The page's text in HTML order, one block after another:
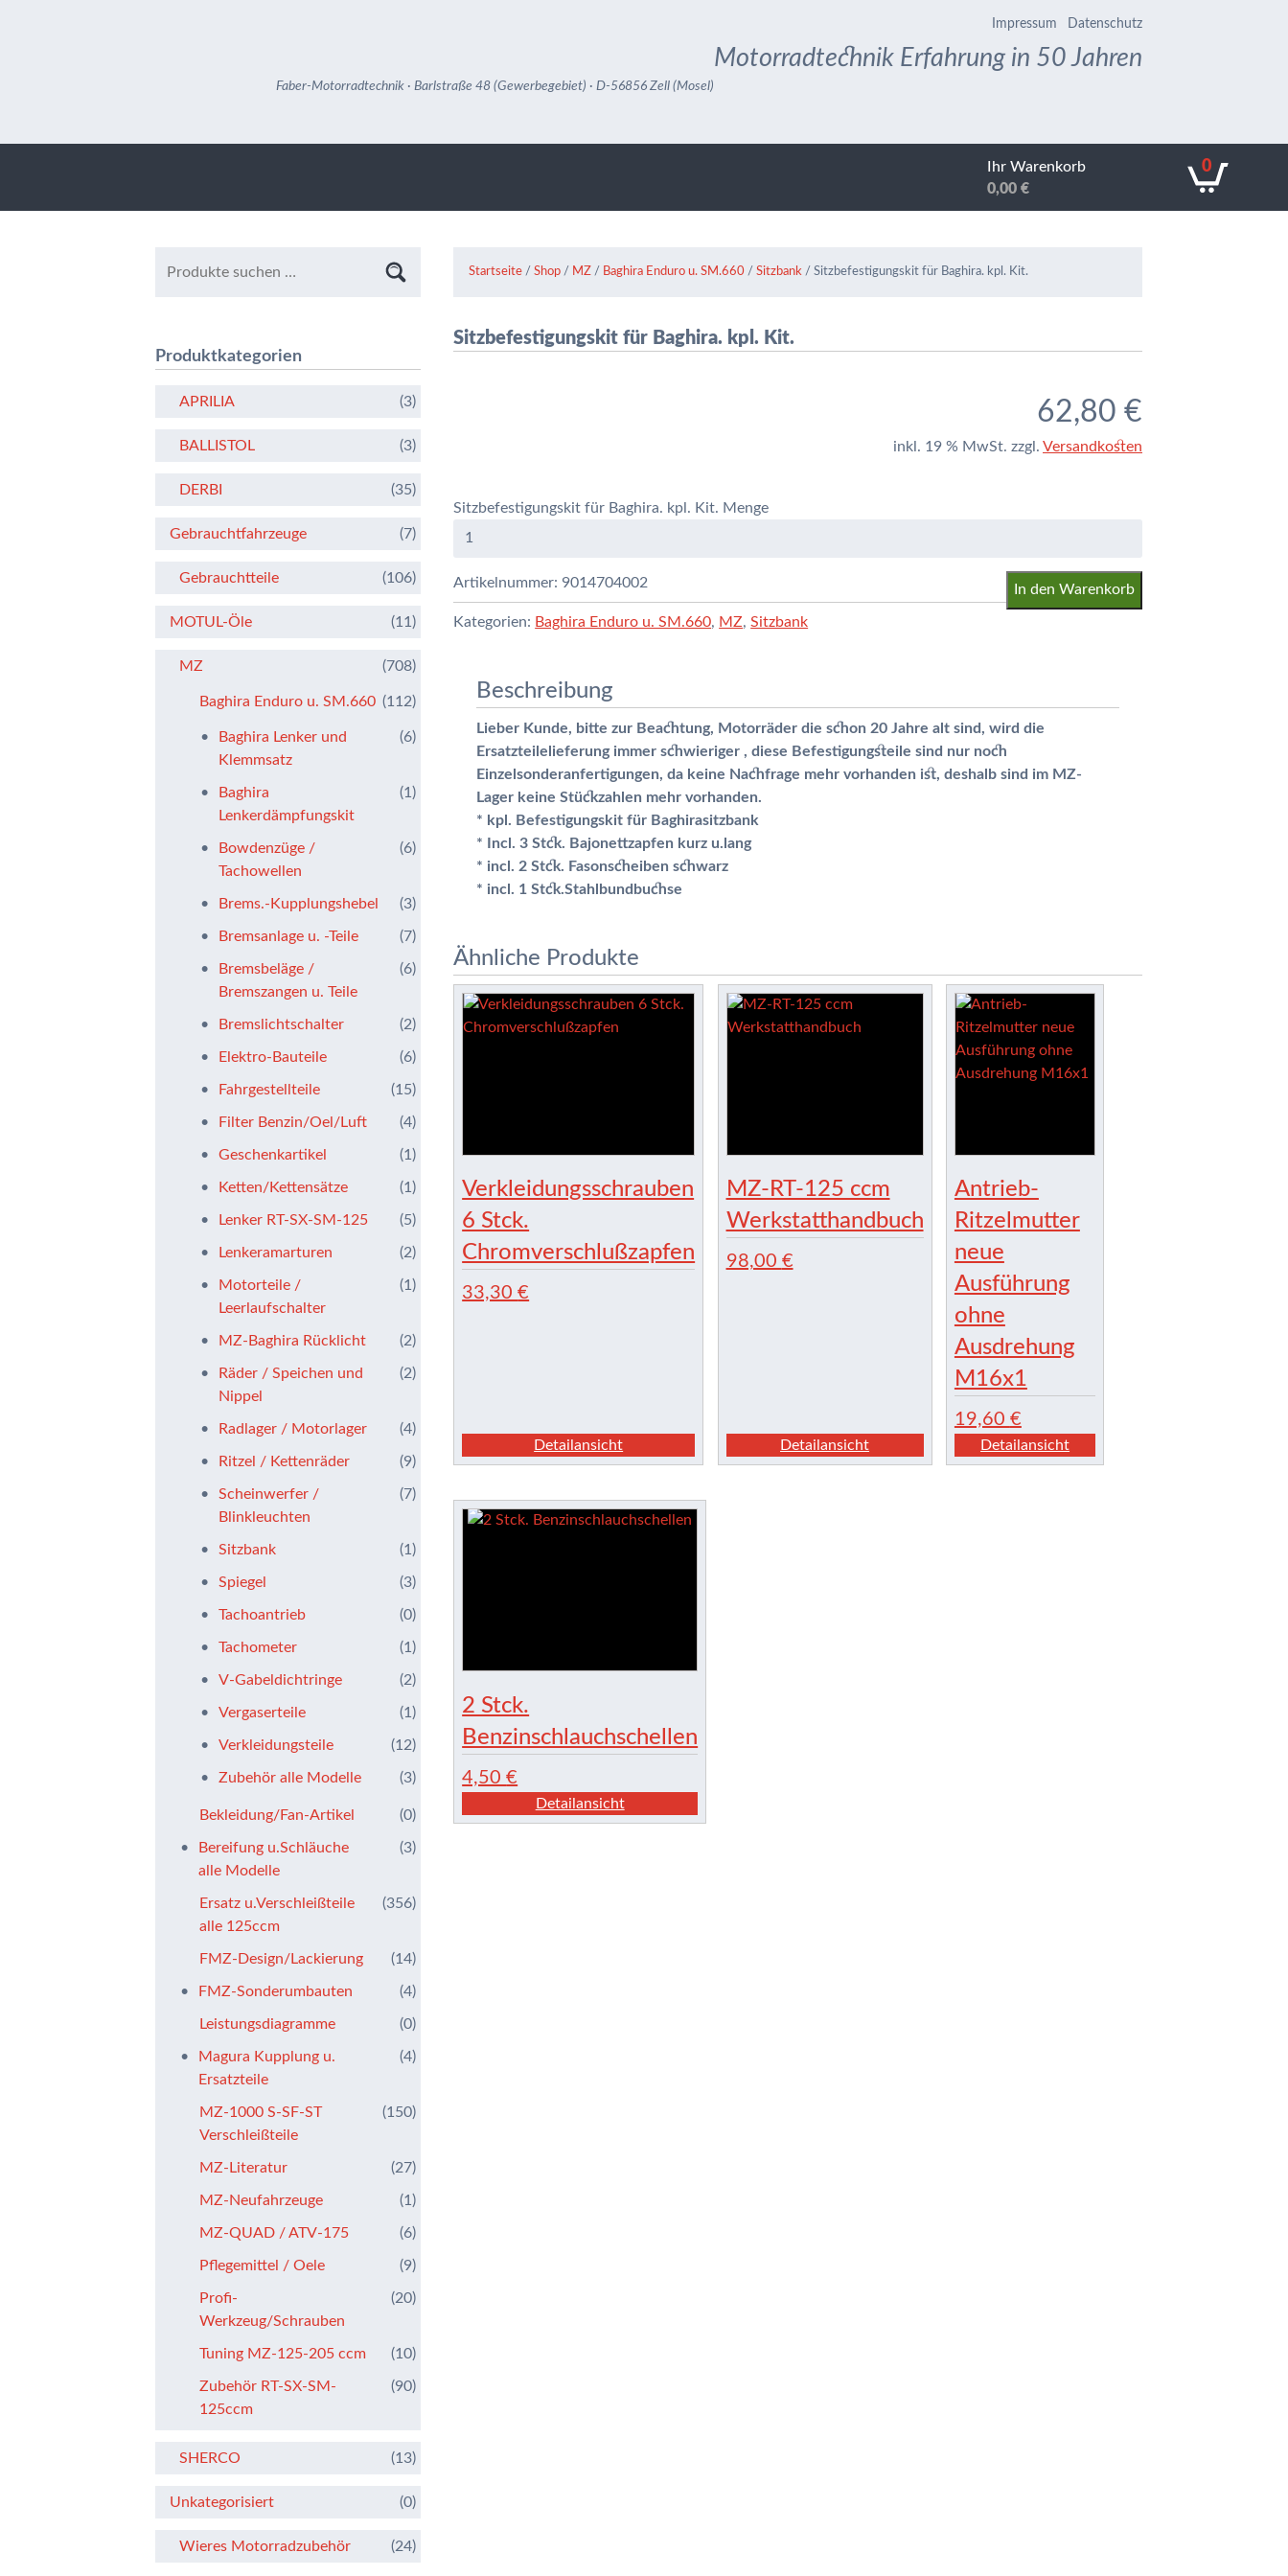
Impressum Datenschutz
Motorradtechnik Erfahrung in 50 Jahren
Faber-Motorradtechnik · Barlstraße 48 (Gewerbegebiet) · D-56856 Zell (Mosel)
Ihr Warenkorb
0,00€
0
Startseite /Shop / MZ / Baghira Enduro u. SM.660 /Sitzbank / Sitzbefestigungskit für Baghira. kpl. Kit.
Sitzbefestigungskit für Baghira. kpl. Kit.
62,80 €
inkl. 19 % MwSt. zzgl. Versandkosten
Sitzbefestigungskit für Baghira. kpl. Kit. Menge
In den Warenkorb
Artikelnummer: 9014704002
Kategorien: Baghira Enduro u. SM.660, MZ,Sitzbank
Beschreibung
Lieber Kunde, bitte zur Beachtung, Motorräder die schon 20 Jahre alt sind, wird die
Ersatzteilelieferung immer schwieriger , diese Befestigungsteile sind nur noch
Einzelsonderanfertigungen, da keine Nachfrage mehr vorhanden ist, deshalb sind im MZ-
Lager keine Stückzahlen mehr vorhanden.
* kpl. Befestigungskit für Baghirasitzbank
* Incl. 3 Stck. Bajonettzapfen kurz u.lang
* incl. 2 Stck. Fasonscheiben schwarz
* incl. 1 Stck.Stahlbundbuchse
Ähnliche Produkte
Verkleidungsschrauben
6 Stck.
Chromverschlußzapfen
33,30€
Detailansicht
MZ-RT-125 ccm
Werkstatthandbuch
98,00 €
Detailansicht
Antrieb-
Ritzelmutter
neue
Ausführung
ohne
Ausdrehung
M16x1
19,60 €
Detailansicht
2 Stck.
Benzinschlauchschellen
4,50€
Detailansicht
Produktkategorien
APRILIA (3)
BALLISTOL (3)
DERBI (35)
Gebrauchtfahrzeuge (7)
Gebrauchtteile (106)
MOTUL-Öle (11)
MZ (708)
Baghira Enduro u. SM.660 (112)
Baghira Lenker und
Klemmsatz
(6)
Baghira
Lenkerdämpfungskit
(1)
Bowdenzüge /
Tachowellen
(6)
Brems.-Kupplungshebel (3)
Bremsanlage u. -Teile (7)
Bremsbeläge /
Bremszangen u. Teile
(6)
Bremslichtschalter (2)
Elektro-Bauteile (6)
Fahrgestellteile (15)
Filter Benzin/Oel/Luft (4)
Geschenkartikel (1)
Ketten/Kettensätze (1)
Lenker RT-SX-SM-125 (5)
Lenkeramarturen (2)
Motorteile /
Leerlaufschalter
(1)
MZ-Baghira Rücklicht (2)
Räder / Speichen und
Nippel
(2)
Radlager / Motorlager (4)
Ritzel / Kettenräder (9)
Scheinwerfer /
Blinkleuchten
(7)
Sitzbank (1)
Spiegel (3)
Tachoantrieb (0)
Tachometer (1)
V-Gabeldichtringe (2)
Vergaserteile (1)
Verkleidungsteile (12)
Zubehör alle Modelle (3)
Bekleidung/Fan-Artikel (0)
Bereifung u.Schläuche
alle Modelle
(3)
Ersatz u.Verschleißteile
alle 125ccm
(356)
FMZ-Design/Lackierung (14)
FMZ-Sonderumbauten (4)
Leistungsdiagramme (0)
Magura Kupplung u.
Ersatzteile
(4)
MZ-1000 S-SF-ST
Verschleißteile
(150)
MZ-Literatur (27)
MZ-Neufahrzeuge (1)
MZ-QUAD / ATV-175 (6)
Pflegemittel / Oele (9)
Profi-
Werkzeug/Schrauben
(20)
Tuning MZ-125-205 ccm (10)
Zubehör RT-SX-SM-
125ccm
(90)
SHERCO (13)
Unkategorisiert (0)
Wieres Motorradzubehör (24)